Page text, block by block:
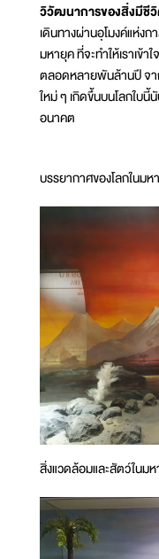
วิวัฒนาการของสิ่งมีชี
เดินทางผ่านอุโมงค์แห่ง
มหายุค ที่จะทำให้เราเข้า
ตลอดหลายพันล้านปี จ
ใหม่ ๆ เกิดขึ้นบนโลกใบนี้
อนาคต
บรรยากาศของโลกในม
สิ่งแวดล้อมและสัตว์ในม